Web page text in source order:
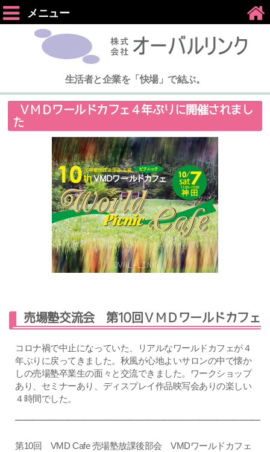
メニュー
生活者と企業を「快場」で結ぶ。
ＶＭＤワールドカフェ４年ぶりに開催されまし
た
売場塾交流会 第10回ＶＭＤワールドカフェ
コロナ禍で中止になっていた、リアルなワールドカフェが４
年ぶりに戻ってきました。秋風が心地よいサロンの中で懐か
しの売場塾卒業生の面々と交流できました。ワークショップ
あり、セミナーあり、ディスプレイ作品映写会ありの楽しい
４時間でした。
━━━━━━━━━━━━━━━━━━━━━━━━━━━━
第10回 VMD Cafe 売場塾放課後部会 VMDワールドカフェ